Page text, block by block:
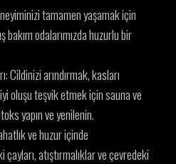
tamamen yaşamak için
odalarımızda huzurlu bir
Cildinizi arındırmak, kasları
oluşu teşvik etmek için sauna ve
yapın ve yenilenin.
ve huzur içinde
atıştırmalıklar ve çevredeki